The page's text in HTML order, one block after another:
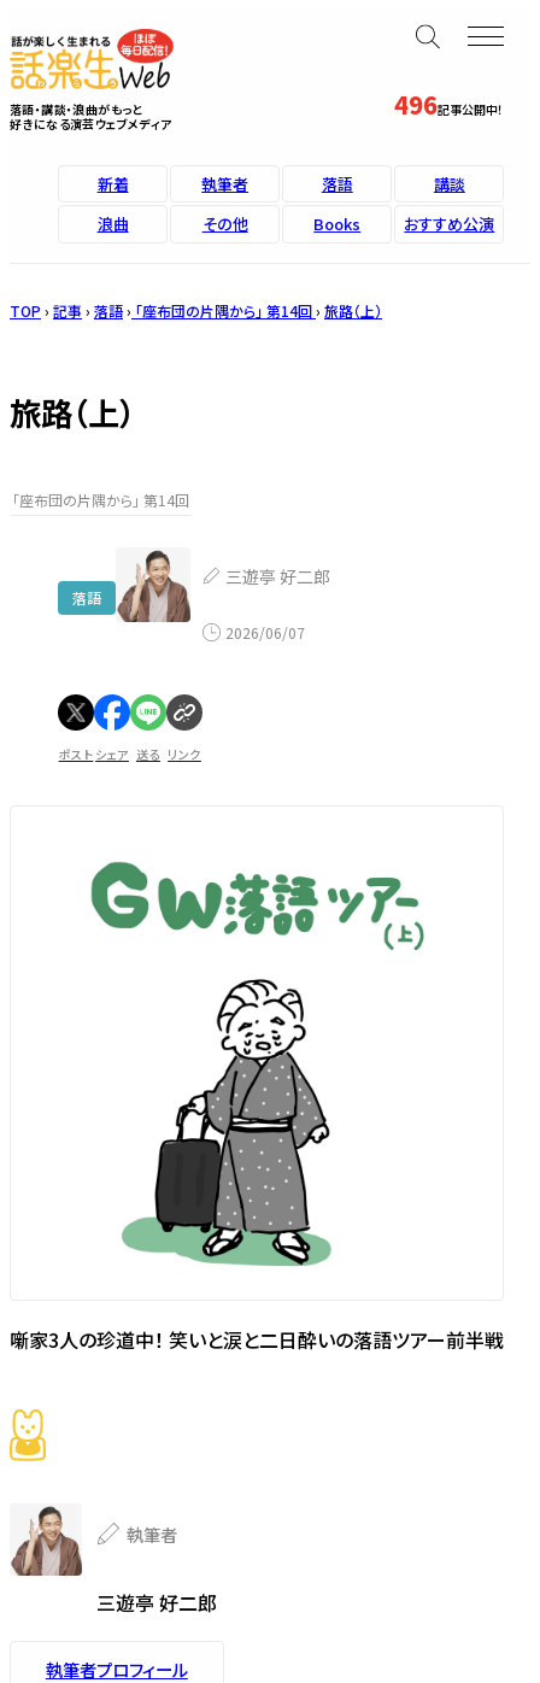
496記事公開中！
落語・講談・浪曲がもっと
好きになる演芸ウェブメディア
新着 執筆者 落語
講談
浪曲
その他 Books おすすめ公演
TOP › 記事 › 落語› 「座布団の片隅から」 第14回› 旅路（上）
旅路（上）
「座布団の片隅から」 第14回
落語
三遊亭 好二郎
2026/06/07
ポスト シェア 送る リンク
噺家3人の珍道中！ 笑いと涙と二日酔いの落語ツアー前半戦
執筆者
三遊亭 好二郎
執筆者プロフィール